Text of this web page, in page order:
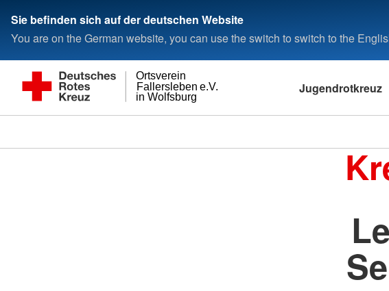
Sie befinden sich auf der deutschen Website
You are on the German website, you can use the switch to switch to the
in Wolfsburg
Fallersleben e.V.
Ortsverein
Jugendrotkreuz